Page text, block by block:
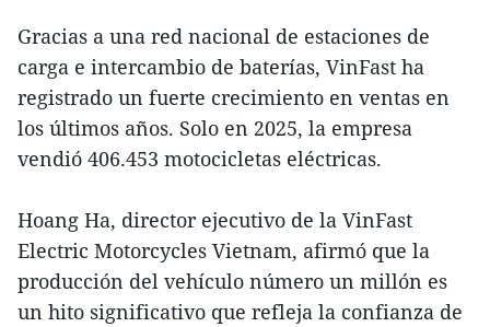
Gracias a una red nacional de estaciones de
carga e intercambio de baterías, VinFast ha
registrado un fuerte crecimiento en ventas en
los últimos años. Solo en 2025, la empresa
vendió 406.453 motocicletas eléctricas.
Hoang Ha, director ejecutivo de la VinFast
Electric Motorcycles Vietnam, afirmó que la
producción del vehículo número un millón es
un hito significativo que refleja la confianza de